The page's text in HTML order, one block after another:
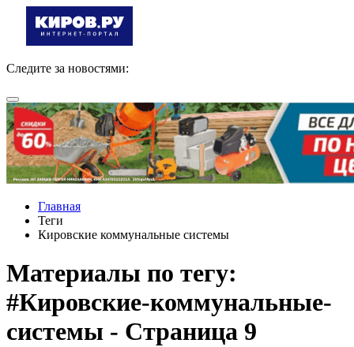
Следите за новостями:
Главная
Теги
Кировские коммунальные системы
Материалы по тегу:
#Кировские-коммунальные-
системы - Страница 9